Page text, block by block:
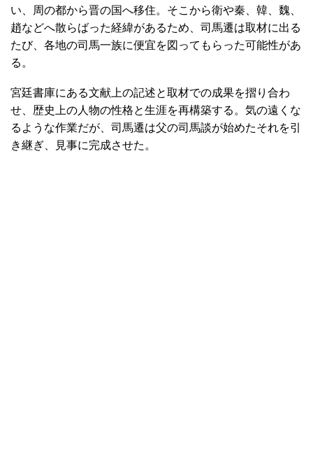
い、周の都から晋の国へ移住。そこから衛や秦、韓、魏、
趙などへ散らばった経緯があるため、司馬遷は取材に出る
たび、各地の司馬一族に便宜を図ってもらった可能性があ
る。
宮廷書庫にある文献上の記述と取材での成果を摺り合わ
せ、歴史上の人物の性格と生涯を再構築する。気の遠くな
るような作業だが、司馬遷は父の司馬談が始めたそれを引
き継ぎ、見事に完成させた。